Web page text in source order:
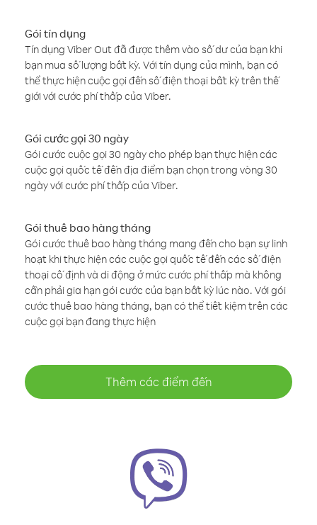
Gói tín dụng
Tín dụng Viber Out đã được thêm vào số dư của bạn khi
bạn mua số lượng bất kỳ. Với tín dụng của mình, bạn có
thể thực hiện cuộc gọi đến số điện thoại bất kỳ trên thế
giới với cước phí thấp của Viber.
Gói cước gọi 30 ngày
Gói cước cuộc gọi 30 ngày cho phép bạn thực hiện các
cuộc gọi quốc tế đến địa điểm bạn chọn trong vòng 30
ngày với cước phí thấp của Viber.
Gói thuê bao hàng tháng
Gói cước thuê bao hàng tháng mang đến cho bạn sự linh
hoạt khi thực hiện các cuộc gọi quốc tế đến các số điện
thoại cố định và di động ở mức cước phí thấp mà không
cần phải gia hạn gói cước của bạn bất kỳ lúc nào. Với gói
cước thuê bao hàng tháng, bạn có thể tiết kiệm trên các
cuộc gọi bạn đang thực hiện
Thêm các điểm đến